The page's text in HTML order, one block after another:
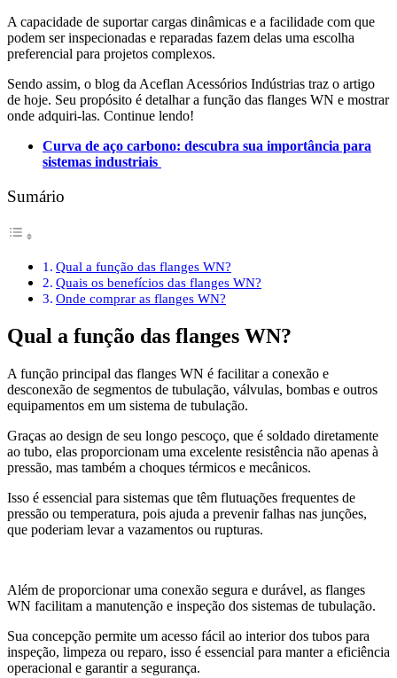
A capacidade de suportar cargas dinâmicas e a facilidade com que
podem ser inspecionadas e reparadas fazem delas uma escolha
preferencial para projetos complexos.
Sendo assim, o blog da Aceflan Acessórios Indústrias traz o artigo
de hoje. Seu propósito é detalhar a função das flanges WN e mostrar
onde adquiri-las. Continue lendo!
Curva de aço carbono: descubra sua importância para
sistemas industriais
Sumário
Qual a função das flanges WN?
Quais os benefícios das flanges WN?
Onde comprar as flanges WN?
Qual a função das flanges WN?
A função principal das flanges WN é facilitar a conexão e
desconexão de segmentos de tubulação, válvulas, bombas e outros
equipamentos em um sistema de tubulação.
Graças ao design de seu longo pescoço, que é soldado diretamente
ao tubo, elas proporcionam uma excelente resistência não apenas à
pressão, mas também a choques térmicos e mecânicos.
Isso é essencial para sistemas que têm flutuações frequentes de
pressão ou temperatura, pois ajuda a prevenir falhas nas junções,
que poderiam levar a vazamentos ou rupturas.
Além de proporcionar uma conexão segura e durável, as flanges
WN facilitam a manutenção e inspeção dos sistemas de tubulação.
Sua concepção permite um acesso fácil ao interior dos tubos para
inspeção, limpeza ou reparo, isso é essencial para manter a eficiência
operacional e garantir a segurança.